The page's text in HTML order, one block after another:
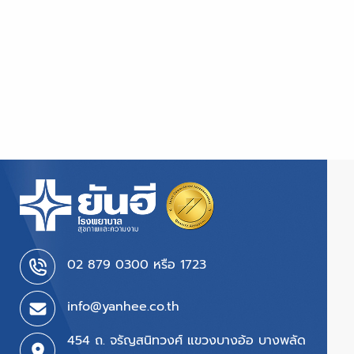
02 879 0300 หรือ 1723
info@yanhee.co.th
454 ถ. จรัญสนิทวงศ์ แขวงบางอ้อ บางพลัด